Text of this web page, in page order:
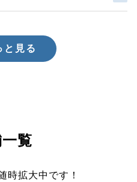
と見る
覧
時拡大中です！